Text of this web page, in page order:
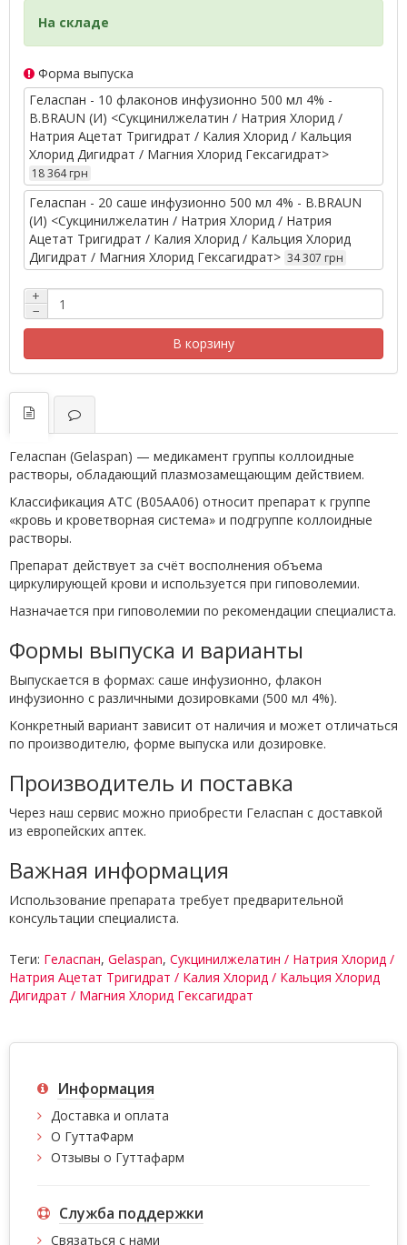
На складе
Форма выпуска
Геласпан - 10 флаконов инфузионно 500 мл 4% -
B.BRAUN (И) <Сукцинилжелатин / Натрия Хлорид /
Натрия Ацетат Тригидрат / Калия Хлорид / Кальция
Хлорид Дигидрат / Магния Хлорид Гексагидрат>
18 364 грн
Геласпан - 20 саше инфузионно 500 мл 4% - B.BRAUN
(И) <Сукцинилжелатин / Натрия Хлорид / Натрия
Ацетат Тригидрат / Калия Хлорид / Кальция Хлорид
Дигидрат / Магния Хлорид Гексагидрат> 34 307 грн
+
−
В корзину
Геласпан (Gelaspan) — медикамент группы коллоидные
растворы, обладающий плазмозамещающим действием.
Классификация ATC (B05AA06) относит препарат к группе
«кровь и кроветворная система» и подгруппе коллоидные
растворы.
Препарат действует за счёт восполнения объема
циркулирующей крови и используется при гиповолемии.
Назначается при гиповолемии по рекомендации специалиста.
Формы выпуска и варианты
Выпускается в формах: саше инфузионно, флакон
инфузионно с различными дозировками (500 мл 4%).
Конкретный вариант зависит от наличия и может отличаться
по производителю, форме выпуска или дозировке.
Производитель и поставка
Через наш сервис можно приобрести Геласпан с доставкой
из европейских аптек.
Важная информация
Использование препарата требует предварительной
консультации специалиста.
Теги: Геласпан, Gelaspan, Сукцинилжелатин / Натрия Хлорид /
Натрия Ацетат Тригидрат / Калия Хлорид / Кальция Хлорид
Дигидрат / Магния Хлорид Гексагидрат
Информация
Доставка и оплата
О ГуттаФарм
Отзывы о Гуттафарм
Служба поддержки
Связаться с нами